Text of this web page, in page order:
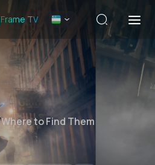
Frame TV
to Find Them